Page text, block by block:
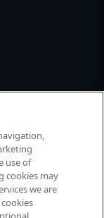
use of
cookies may
we are